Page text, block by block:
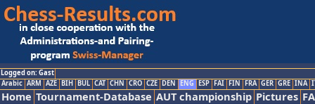
Logged on: Gast
Arabic ARM AZE BIH BUL CAT CHN CRO CZE DEN ENG ESP FAI FIN FRA GER GRE INA
Home Tournament-Database AUT championship Pictures